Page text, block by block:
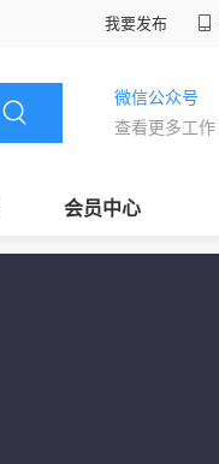
我要发布
微信公众号
查看更多工作
会员中心